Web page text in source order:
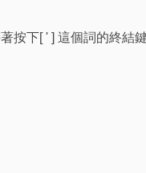
按下[ ' ] 這個詞的終結